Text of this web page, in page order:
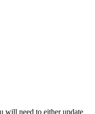
will need to either update